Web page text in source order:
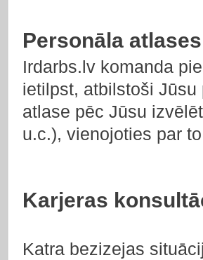
Personāla
Irdarbs.lv komanda
ietilpst, atbilstoši
atlase pēc Jūsu
u.c.), vienojoties par
Karjeras
Katra bezizejas